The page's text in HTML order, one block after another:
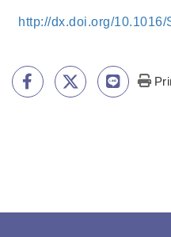
http://dx.doi.org/